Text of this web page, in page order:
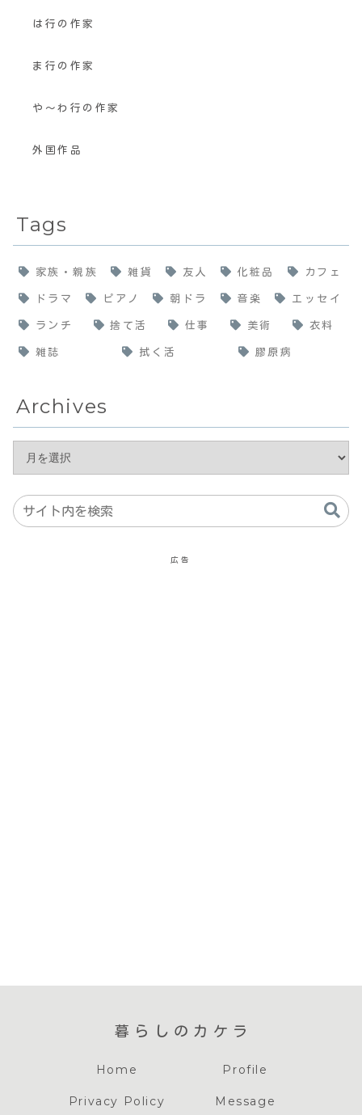
は行の作家
ま行の作家
や〜わ行の作家
外国作品
Tags
家族・親族 雑貨 友人 化粧品 カフェ
ドラマ ピアノ 朝ドラ 音楽 エッセイ
ランチ 捨て活 仕事 美術 衣料
雑誌 拭く活 膠原病
Archives
広告
暮らしのカケラ
Home Profile
Privacy Policy Message